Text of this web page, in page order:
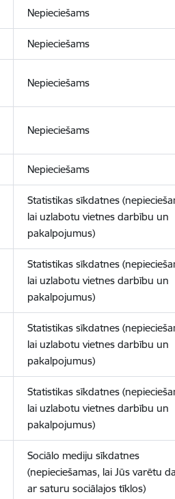
Nepieciešams
Nepieciešams
Nepieciešams
Nepieciešams
Nepieciešams
Statistikas sīkdatnes
lai uzlabotu vietnes darbību un
pakalpojumus)
Statistikas sīkdatnes
lai uzlabotu vietnes darbību un
pakalpojumus)
Statistikas sīkdatnes
lai uzlabotu vietnes darbību un
pakalpojumus)
Statistikas sīkdatnes
lai uzlabotu vietnes darbību un
pakalpojumus)
Sociālo mediju sīkdatnes
(nepieciešamas, lai Jūs varētu
ar saturu sociālajos tīklos)